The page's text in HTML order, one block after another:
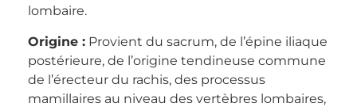
lombaire.
Origine : Provient du sacrum, de l’épine iliaque
postérieure, de l’origine tendineuse commune
de l’érecteur du rachis, des processus
mamillaires au niveau des vertèbres lombaires,